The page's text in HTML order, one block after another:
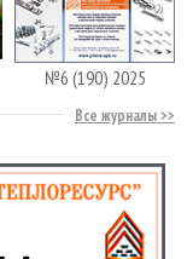
№6 (190) 2025
Все журналы